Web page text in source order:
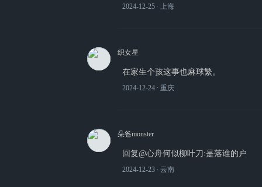
2024-12-25 ∙ 上海
织女星
在家生个孩这事也麻球繁。
2024-12-24 ∙ 重庆
朵爸monster
回复@心舟何似柳叶刀:是落谁的户
2024-12-23 ∙ 云南